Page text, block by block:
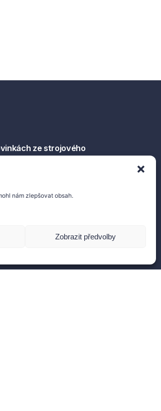
nám zlepšovat obsah.
Zobrazit předvolby
ze strojového
e-mailů a zpracováním